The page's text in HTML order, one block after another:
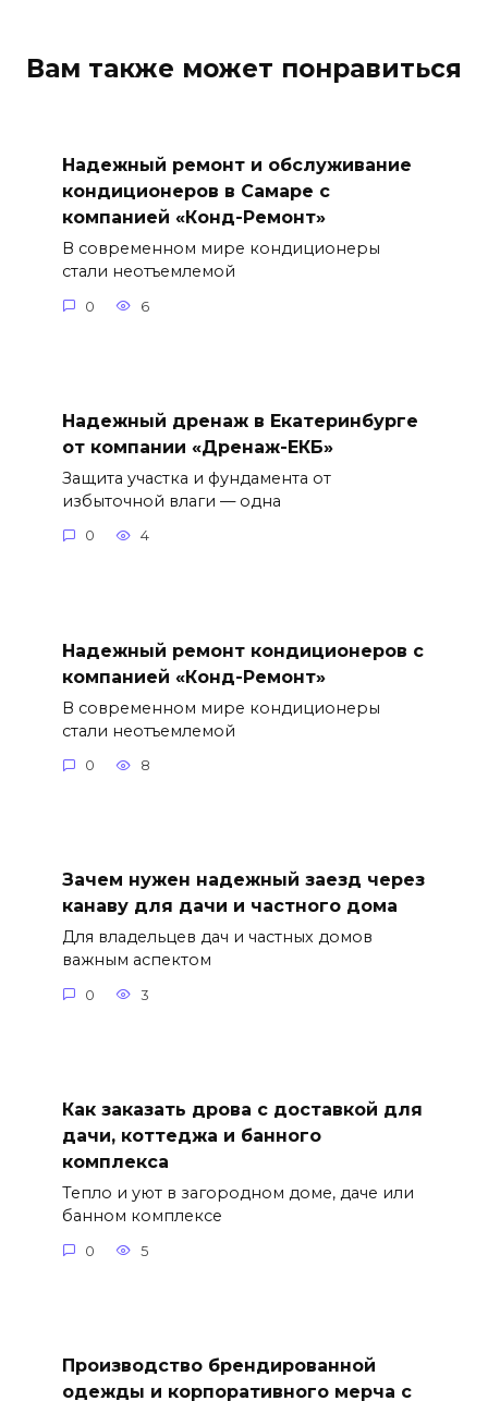
Вам также может понравиться
Надежный ремонт и обслуживание
кондиционеров в Самаре с
компанией «Конд-Ремонт»
В современном мире кондиционеры
стали неотъемлемой
0 6
Надежный дренаж в Екатеринбурге
от компании «Дренаж-ЕКБ»
Защита участка и фундамента от
избыточной влаги — одна
0 4
Надежный ремонт кондиционеров с
компанией «Конд-Ремонт»
В современном мире кондиционеры
стали неотъемлемой
0 8
Зачем нужен надежный заезд через
канаву для дачи и частного дома
Для владельцев дач и частных домов
важным аспектом
0 3
Как заказать дрова с доставкой для
дачи, коттеджа и банного
комплекса
Тепло и уют в загородном доме, даче или
банном комплексе
0 5
Производство брендированной
одежды и корпоративного мерча с